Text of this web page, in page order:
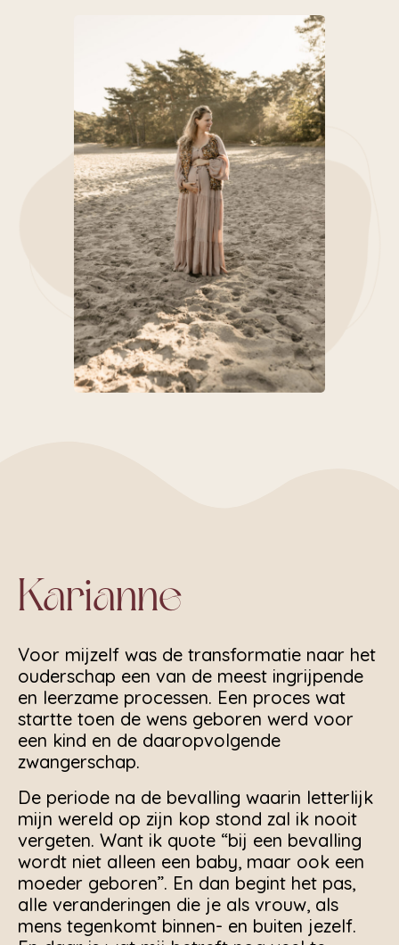
Karianne
Voor mijzelf was de transformatie naar het
ouderschap een van de meest ingrijpende
en leerzame processen. Een proces wat
startte toen de wens geboren werd voor
een kind en de daaropvolgende
zwangerschap.
De periode na de bevalling waarin letterlijk
mijn wereld op zijn kop stond zal ik nooit
vergeten. Want ik quote “bij een bevalling
wordt niet alleen een baby, maar ook een
moeder geboren”. En dan begint het pas,
alle veranderingen die je als vrouw, als
mens tegenkomt binnen- en buiten jezelf.